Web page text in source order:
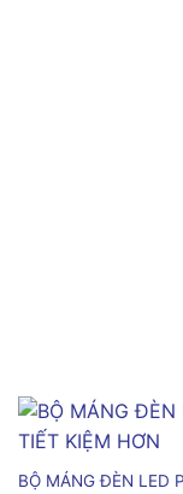
BỘ MÁNG ĐÈN LED